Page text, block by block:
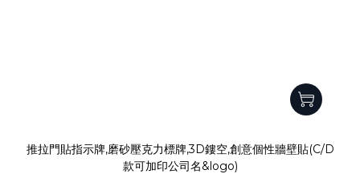
推拉門貼指示牌,磨砂壓克力標牌,3D鏤空,創意個性牆壁貼(C/D
款可加印公司名&logo)